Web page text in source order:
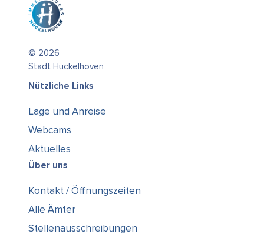
© 2026
Stadt Hückelhoven
Nützliche Links
Lage und Anreise
Webcams
Aktuelles
Über uns
Kontakt / Öffnungszeiten
Alle Ämter
Stellenausschreibungen